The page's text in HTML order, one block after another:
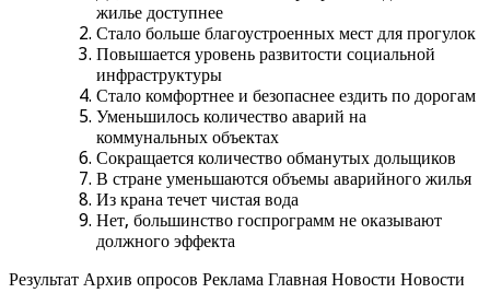
жилье доступнее
Стало больше благоустроенных мест для прогулок
Повышается уровень развитости социальной
инфраструктуры
Стало комфортнее и безопаснее ездить по дорогам
Уменьшилось количество аварий на
коммунальных объектах
Сокращается количество обманутых дольщиков
В стране уменьшаются объемы аварийного жилья
Из крана течет чистая вода
Нет, большинство госпрограмм не оказывают
должного эффекта
Результат Архив опросов Реклама Главная Новости Новости